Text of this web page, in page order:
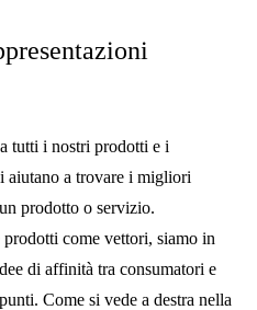
tutti i nostri prodotti e i
aiutano a trovare i migliori
prodotto o servizio.
come vettori, siamo in
di affinità tra consumatori e
Come si vede a destra nella